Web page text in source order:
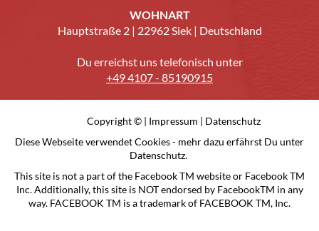
WOHNART
Hauptstraße 2 | 22962 Siek | Deutschland
Du erreichst uns telefonisch unter
+49 4107 - 85190915
Copyright © | Impressum | Datenschutz
Diese Webseite verwendet Cookies - mehr dazu erfährst Du unter
Datenschutz.
This site is not a part of the Facebook TM website or Facebook TM
Inc. Additionally, this site is NOT endorsed by FacebookTM in any
way. FACEBOOK TM is a trademark of FACEBOOK TM, Inc.